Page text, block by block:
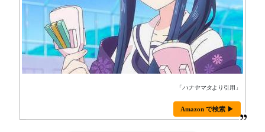
「ハナヤマタより引用」
Amazon で検索 ▶